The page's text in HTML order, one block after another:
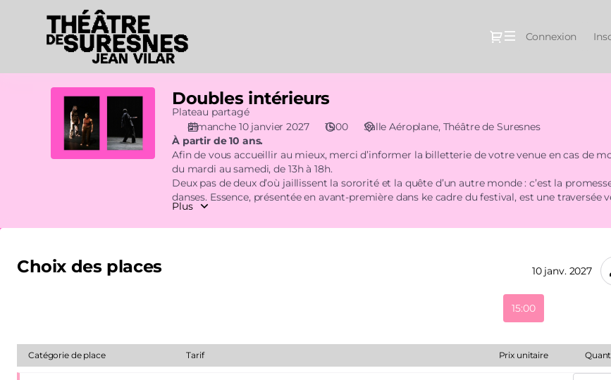
Dialogue
Connexion
Jean
Doubles
intérieurs
Doubles intérieurs
Plateau partagé
dimanche 10 janvier 2027
15:00 Salle Aéroplane Théâtre de Suresnes
À partir de 10 ans.
Afin de vous accueillir au mieux, merci d’informer la billetterie de votre venue en cas de
du mardi au samedi, de 13h à 18h.
Deux pas de deux d’où jaillissent la sororité et la quête d’un autre monde : c’est la
danses. Essence, présentée en avant-première dans ke cadre du festival, est une
une mémoire ancienne, intime et vibrante. Puis 7AM affranchit les corps des normes et des
renouvelé et inspiré des récits d’anticipation.
Plus
Choix des places
15:00
Catégorie de place Tarif Prix unitaire